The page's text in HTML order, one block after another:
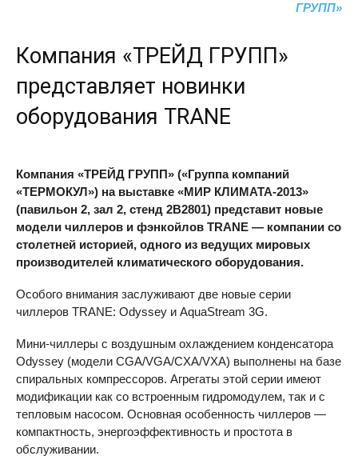
ГРУПП»
Компания «ТРЕЙД ГРУПП»
представляет новинки
оборудования TRANE
Компания «ТРЕЙД ГРУПП» («Группа компаний
«ТЕРМОКУЛ») на выставке «МИР КЛИМАТА-2013»
(павильон 2, зал 2, стенд 2В2801) представит новые
модели чиллеров и фэнкойлов TRANE — компании со
столетней историей, одного из ведущих мировых
производителей климатического оборудования.
Особого внимания заслуживают две новые серии
чиллеров TRANE: Odyssey и AquaStream 3G.
Мини-чиллеры с воздушным охлаждением конденсатора
Odyssey (модели CGA/VGA/CXA/VXA) выполнены на базе
спиральных компрессоров. Агрегаты этой серии имеют
модификации как со встроенным гидромодулем, так и с
тепловым насосом. Основная особенность чиллеров —
компактность, энергоэффективность и простота в
обслуживании.